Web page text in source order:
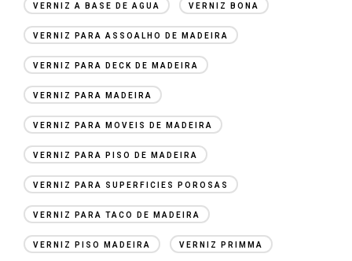
VERNIZ A BASE DE AGUA VERNIZ BONA
VERNIZ PARA ASSOALHO DE MADEIRA
VERNIZ PARA DECK DE MADEIRA
VERNIZ PARA MADEIRA
VERNIZ PARA MOVEIS DE MADEIRA
VERNIZ PARA PISO DE MADEIRA
VERNIZ PARA SUPERFICIES POROSAS
VERNIZ PARA TACO DE MADEIRA
VERNIZ PISO MADEIRA VERNIZ PRIMMA